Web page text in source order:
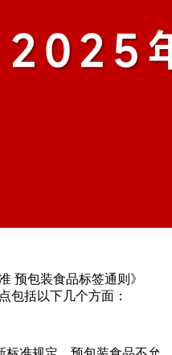
预包装食品标签通则》
包括以下几个方面‌：